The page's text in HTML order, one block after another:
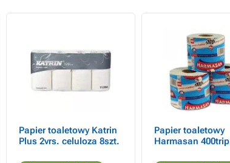
Papier toaletowy Katrin
Plus 2vrs. celuloza 8szt.
Papier toaletowy
Harmasan